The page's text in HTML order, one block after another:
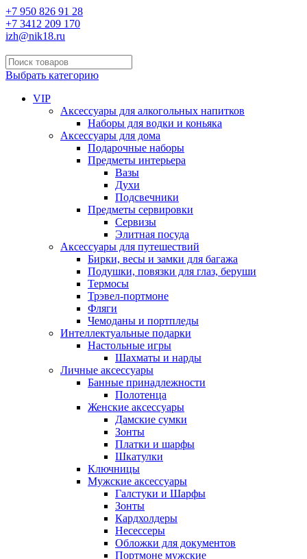
+7 950 826 91 28
+7 3412 209 170
izh@nik18.ru
Выбрать категорию
VIP
Аксессуары для алкогольных напитков
Наборы для водки и коньяка
Аксессуары для дома
Подарочные наборы
Предметы интерьера
Вазы
Духи
Подсвечники
Предметы сервировки
Сервизы
Элитная посуда
Аксессуары для путешествий
Бирки, весы и замки для багажа
Подушки, повязки для глаз, беруши
Термосы
Трэвел-портмоне
Фляги
Чемоданы и портпледы
Интеллектуальные подарки
Настольные игры
Шахматы и нарды
Личные аксессуары
Банные принадлежности
Полотенца
Женские аксессуары
Дамские сумки
Зонты
Платки и шарфы
Шкатулки
Ключницы
Мужские аксессуары
Галстуки и Шарфы
Зонты
Кардхолдеры
Несессеры
Обложки для документов
Портмоне мужские